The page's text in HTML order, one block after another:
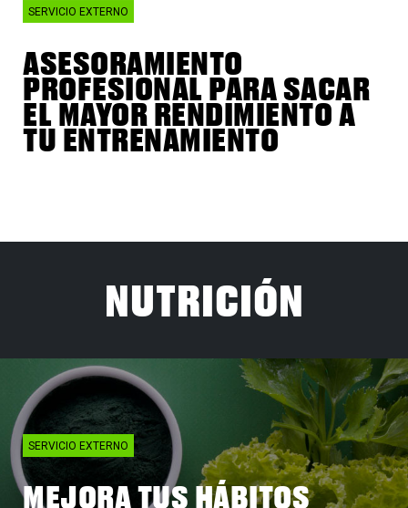
SERVICIO EXTERNO
ASESORAMIENTO
PROFESIONAL PARA SACAR
EL MAYOR RENDIMIENTO A
TU ENTRENAMIENTO
NUTRICIÓN
SERVICIO EXTERNO
MEJORA TUS HÁBITOS